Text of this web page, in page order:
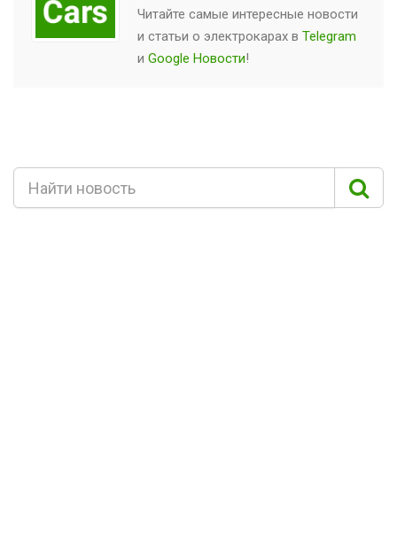
Читайте самые интересные новости
и статьи о электрокарах в Telegram
и Google Новости!